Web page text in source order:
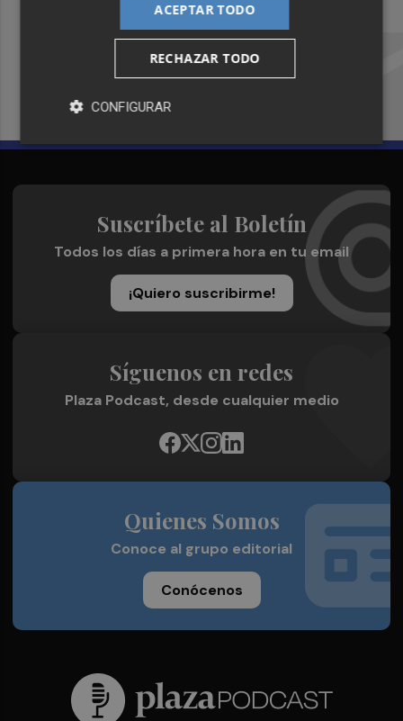
Recibe toda la actualidad de
Plaza Podcast en tu correo
Suscríbete al Boletín
Todos los días a primera hora en tu email
¡Quiero suscribirme!
Síguenos en redes
Plaza Podcast, desde cualquier medio
Quienes Somos
Conoce al grupo editorial
Conócenos
ACEPTAR TODO
RECHAZAR TODO
CONFIGURAR